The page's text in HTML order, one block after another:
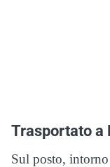
Trasportato a
Sul posto,